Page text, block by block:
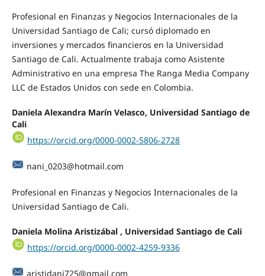
Profesional en Finanzas y Negocios Internacionales de la
Universidad Santiago de Cali; cursó diplomado en
inversiones y mercados financieros en la Universidad
Santiago de Cali. Actualmente trabaja como Asistente
Administrativo en una empresa The Ranga Media Company
LLC de Estados Unidos con sede en Colombia.
Daniela Alexandra Marín Velasco, Universidad Santiago de
Cali
https://orcid.org/0000-0002-5806-2728
nani_0203@hotmail.com
Profesional en Finanzas y Negocios Internacionales de la
Universidad Santiago de Cali.
Daniela Molina Aristizábal , Universidad Santiago de Cali
https://orcid.org/0000-0002-4259-9336
aristidani725@gmail.com